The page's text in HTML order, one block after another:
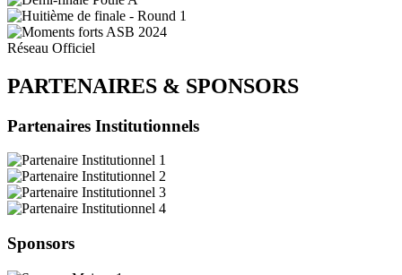
Réseau Officiel
PARTENAIRES & SPONSORS
Partenaires Institutionnels
Sponsors